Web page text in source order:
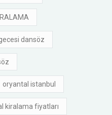
dansöz
oryantal istanbul
kiralama fiyatları